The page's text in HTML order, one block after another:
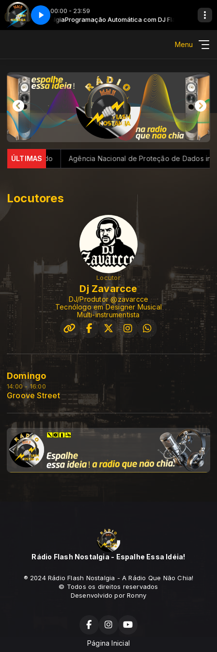
00:00 - 23:59
DJ FlashNostalgiaProgramação Automática com DJ FlashNostalgia
Menu
ÚLTIMAS
estudo Agência Nacional de Proteção de Dados
Locutores
Locutor
Dj Zavarcce
DJ/Produtor @zavarcce
Tecnólogo em Designer Musical
Multi-instrumentista
Domingo
14:00 - 16:00
Groove Street
Rádio Flash Nostalgia - Espalhe Essa Idéia!
® 2024 Rádio Flash Nostalgia - A Rádio Que Não Chia!
© Todos os direitos reservados
Desenvolvido por Ronny
Página Inicial